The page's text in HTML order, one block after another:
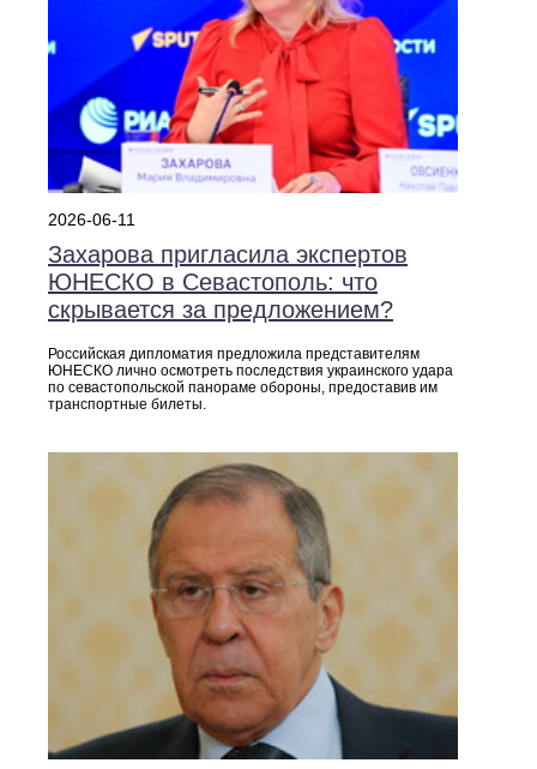
2026-06-11
Захарова пригласила экспертов
ЮНЕСКО в Севастополь: что
скрывается за предложением?
Российская дипломатия предложила представителям
ЮНЕСКО лично осмотреть последствия украинского удара
по севастопольской панораме обороны, предоставив им
транспортные билеты.